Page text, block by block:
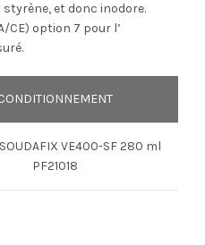
et donc inodore.
CE) option 7 pour l’
VE400-SF 280 ml
PF21018